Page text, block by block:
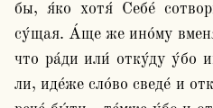
бы, я́ко хотя́ Себе́
су́щая. А́ще же ино́му
что ра́ди или́ отку́ду у́бо
ли, иде́же сло́во сведе́ и